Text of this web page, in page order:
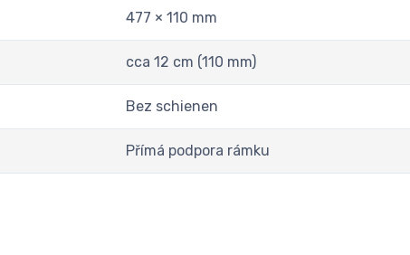
477 × 110 mm
cca 12 cm (110 mm)
Bez schienen
Přímá podpora rámku